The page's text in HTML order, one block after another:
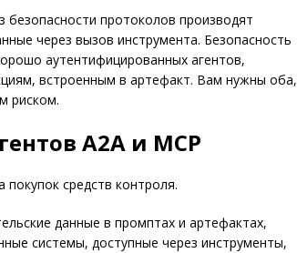
протоколов производят
через вызов инструмента. Безопасность
аутентифицированных агентов,
встроенным в артефакт. Вам нужны оба,
риском.
A2A и MCP
покупок средств контроля.
данные в промптах и артефактах,
системы, доступные через инструменты,